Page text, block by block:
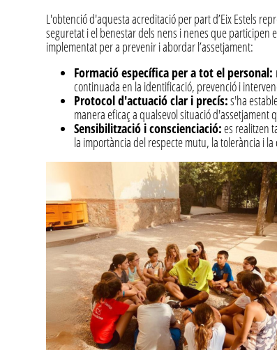
L'obtenció d'aquesta acreditació per part d’Eix Estels
seguretat i el benestar dels nens i nenes que participen
implementat per a prevenir i abordar l’assetjament:
Formació específica per a tot el personal:
continuada en la identificació, prevenció i
Protocol d'actuació clar i precís:s'ha
manera eficaç a qualsevol situació
Sensibilització i conscienciació:es realitzen
la importància del respecte mutu, la tolerància i la